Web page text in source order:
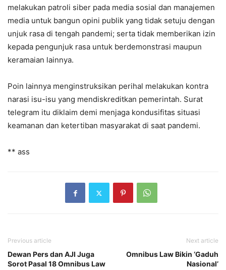
melakukan patroli siber pada media sosial dan manajemen
media untuk bangun opini publik yang tidak setuju dengan
unjuk rasa di tengah pandemi; serta tidak memberikan izin
kepada pengunjuk rasa untuk berdemonstrasi maupun
keramaian lainnya.
Poin lainnya menginstruksikan perihal melakukan kontra
narasi isu-isu yang mendiskreditkan pemerintah. Surat
telegram itu diklaim demi menjaga kondusifitas situasi
keamanan dan ketertiban masyarakat di saat pandemi.
** ass
Previous article
Dewan Pers dan AJI Juga
Sorot Pasal 18 Omnibus Law
Next article
Omnibus Law Bikin ‘Gaduh
Nasional’